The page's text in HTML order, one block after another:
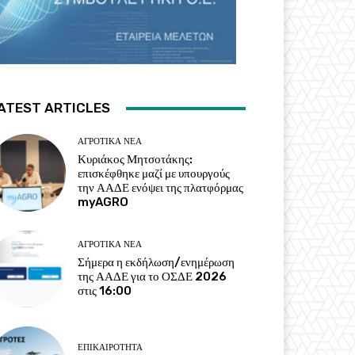
ARTICLES
ΑΓΡΟΤΙΚΆ ΝΈΑ
Κυριάκος Μητσοτάκης:
επισκέφθηκε μαζί με υπουργούς
την ΑΑΔΕ ενόψει της πλατφόρμας
myAGRO
ΑΓΡΟΤΙΚΆ ΝΈΑ
Σήμερα η εκδήλωση/ενημέρωση
της ΑΑΔΕ για το ΟΣΔΕ 2026
στις 16:00
ΕΠΙΚΑΙΡΌΤΗΤΑ